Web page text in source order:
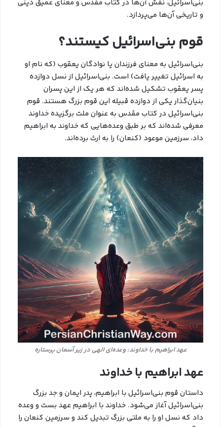
بنی‌اسرائیل، نقش آن‌ها در کتاب مقدس و معنای عمیق دینی
و تاریخی آن‌ها می‌پردازد.
قوم بنی‌اسرائیل کیستند؟
بنی‌اسرائیل به معنای فرزندان یا نوادگان یعقوب (که نام او
به اسرائیل تغییر یافت) است. بنی‌اسرائیل از نسل دوازده
پسر یعقوب تشکیل شده‌اند که هر یک از این پسران
بنیان‌گذار یکی از دوازده قبیله این قوم بزرگ هستند. قوم
بنی‌اسرائیل در کتاب مقدس به عنوان ملت برگزیده خداوند
معرفی شده‌اند که بر طبق وعده‌هایی که خداوند به ابراهیم
داد، سرزمین موعود (کنعان) را به ارث برده‌اند.
عهد ابراهیم با خداوند: وعده‌ای الهی در زیر آسمان پرستاره
عهد ابراهیم با خداوند
داستان قوم بنی‌اسرائیل با ابراهیم، پدر ایمان و جد بزرگ
بنی‌اسرائیل آغاز می‌شود. خداوند با ابراهیم عهد بست و وعده
داد که نسل او را به ملتی بزرگ تبدیل کند و سرزمین کنعان را